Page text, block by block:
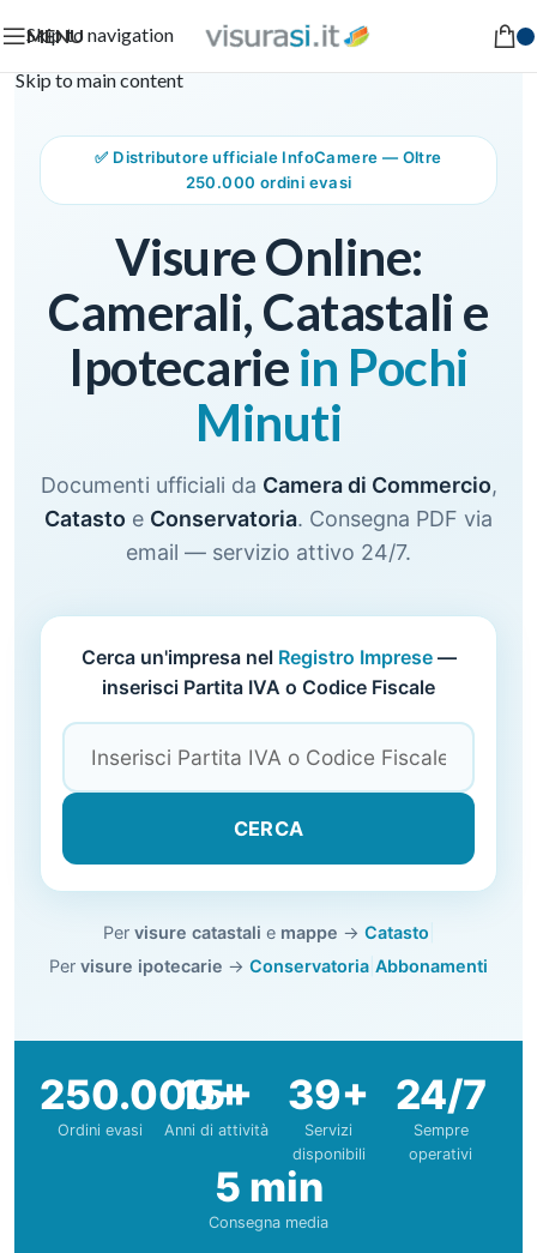
Skip to navigation
Skip to main content
MENU
✅ Distributore ufficiale InfoCamere — Oltre
250.000 ordini evasi
Visure Online:
Camerali, Catastali e
Ipotecarie in Pochi
Minuti
Documenti ufficiali da Camera di Commercio,
Catasto e Conservatoria. Consegna PDF via
email — servizio attivo 24/7.
Cerca un'impresa nel Registro Imprese—
inserisci Partita IVA o Codice Fiscale
CERCA
Per visure catastali e mappe → Catasto
Per visure ipotecarie → Conservatoria Abbonamenti
250.000+
Ordini evasi
15+
Anni di attività
39+
Servizi
disponibili
24/7
Sempre
operativi
5 min
Consegna media